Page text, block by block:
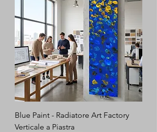
Blue Paint - Radiatore Art Factory
Verticale a Piastra